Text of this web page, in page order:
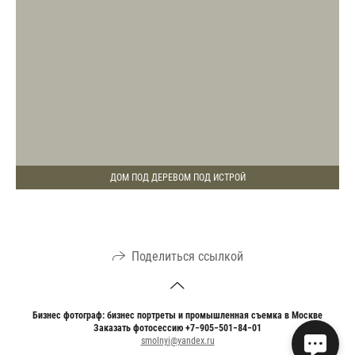
ДОМ ПОД ДЕРЕВОМ ПОД ИСТРОЙ
Поделиться ссылкой
Бизнес фотограф: бизнес портреты и промышленная съемка в Москве
Заказать фотосессию +7−905−501−84−01
smolnyi@yandex.ru